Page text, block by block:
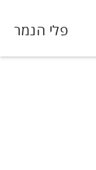
פלי הנמר